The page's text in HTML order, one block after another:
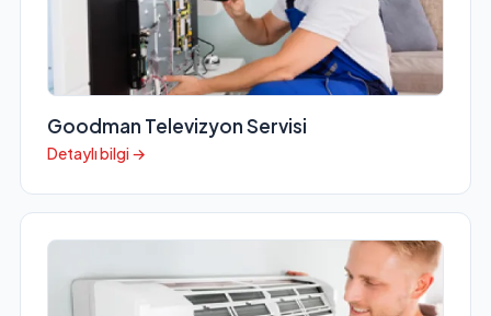
Goodman Televizyon Servisi
Detaylı bilgi →